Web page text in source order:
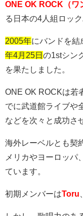
ONE OK ROCK（ワ
る日本の4 人組ロッ
2005年にバンドを結
年4月25日 の1stシン
を果たしました。
ONE OK ROCKは若
でに武道館ライブや
などを次々と成功さ
海外レーベルとも契
メリカやヨーロッパ
ています。
初期メンバーはToru